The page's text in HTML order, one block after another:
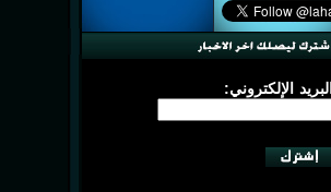
البريد الإلكتروني: